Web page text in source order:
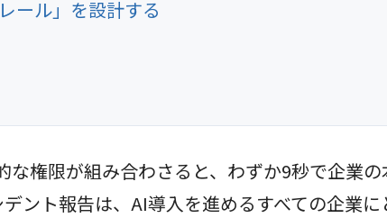
ール」を設計する
な権限が組み合わさると、わずか9秒で企業
ント報告は、AI導入を進めるすべての企業に